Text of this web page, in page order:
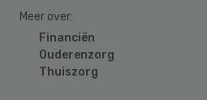
Meer over:
Financiën
Ouderenzorg
Thuiszorg